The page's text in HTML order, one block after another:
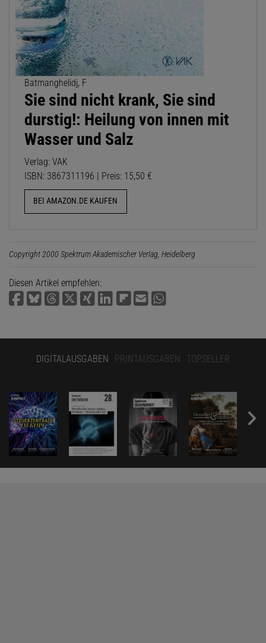
Batmanghelidj, F
Sie sind nicht krank, Sie sind
durstig!: Heilung von innen mit
Wasser und Salz
Verlag: VAK
ISBN: 3867311196 | Preis: 15,50 €
BEI AMAZON.DE KAUFEN
Copyright 2000 Spektrum Akademischer Verlag, Heidelberg
Diesen Artikel empfehlen:
DIGITALAUSGABEN PRINTAUSGABEN TOPSELLER